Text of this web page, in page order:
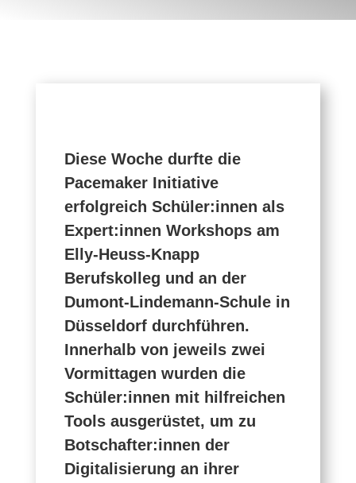
Diese Woche durfte die
Pacemaker Initiative
erfolgreich Schüler:innen als
Expert:innen Workshops am
Elly-Heuss-Knapp
Berufskolleg und an der
Dumont-Lindemann-Schule in
Düsseldorf durchführen.
Innerhalb von jeweils zwei
Vormittagen wurden die
Schüler:innen mit hilfreichen
Tools ausgerüstet, um zu
Botschafter:innen der
Digitalisierung an ihrer